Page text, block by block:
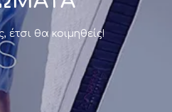
θα κοιμηθείς!
υπόθεση, μιας
από παραμέτρους
του υλικού memory ή
που το συνοδεύει.
μία
μεγάλη γκάμα